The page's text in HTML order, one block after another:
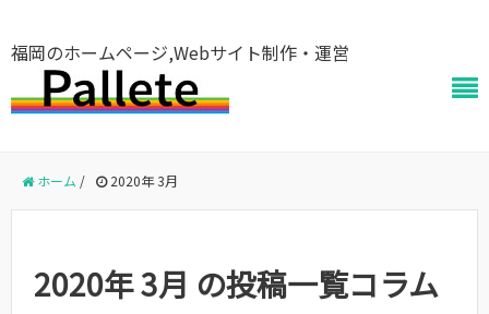
福岡のホームページ,Webサイト制作・運営
ホーム / 2020年 3月
2020年 3月 の投稿一覧コラム